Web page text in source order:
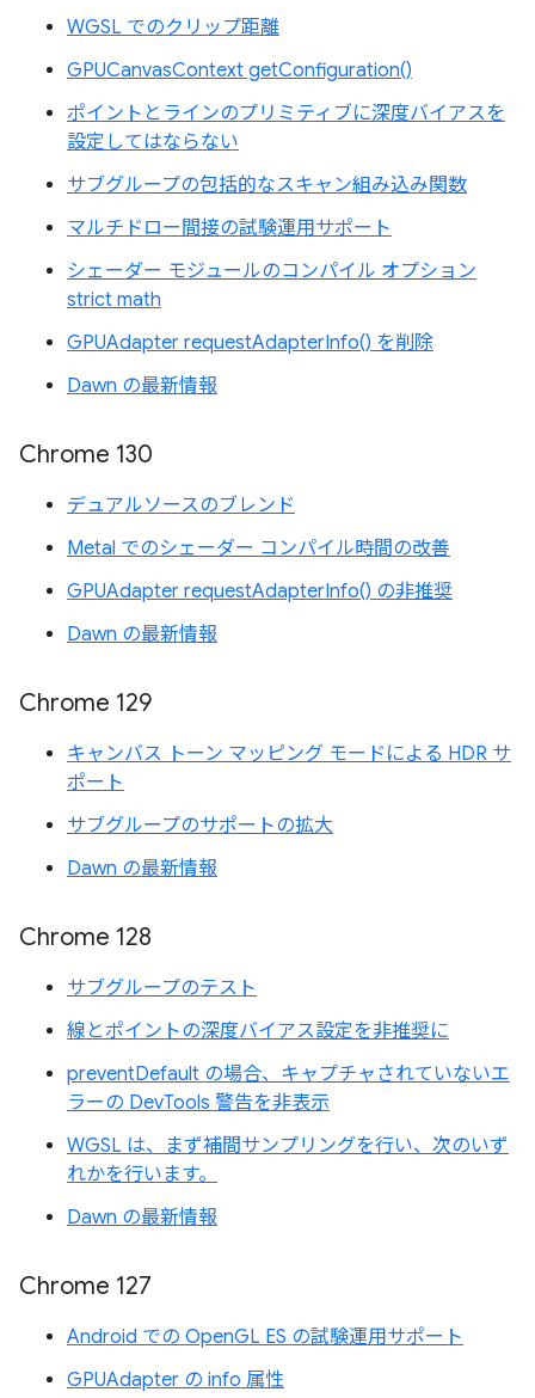
WGSL でのクリップ距離
GPUCanvasContext getConfiguration()
ポイントとラインのプリミティブに深度バイアスを
設定してはならない
サブグループの包括的なスキャン組み込み関数
マルチドロー間接の試験運用サポート
シェーダー モジュールのコンパイル オプション
strict math
GPUAdapter requestAdapterInfo() を削除
Dawn の最新情報
Chrome 130
デュアルソースのブレンド
Metal でのシェーダー コンパイル時間の改善
GPUAdapter requestAdapterInfo() の非推奨
Dawn の最新情報
Chrome 129
キャンバス トーン マッピング モードによる HDR サ
ポート
サブグループのサポートの拡大
Dawn の最新情報
Chrome 128
サブグループのテスト
線とポイントの深度バイアス設定を非推奨に
preventDefault の場合、キャプチャされていないエ
ラーの DevTools 警告を非表示
WGSL は、まず補間サンプリングを行い、次のいず
れかを行います。
Dawn の最新情報
Chrome 127
Android での OpenGL ES の試験運用サポート
GPUAdapter の info 属性